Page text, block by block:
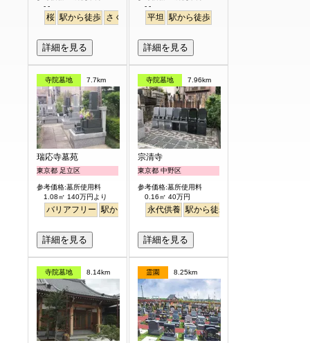
- -
桜 駅から徒歩 さくら
詳細を見る
- -
平坦 駅から徒歩
詳細を見る
寺院墓地 7.7km
瑞応寺墓苑
東京都 足立区
参考価格:墓所使用料
1.08㎡ 140万円より
バリアフリー 駅から徒歩
詳細を見る
寺院墓地 7.96km
宗清寺
東京都 中野区
参考価格:墓所使用料
0.16㎡ 40万円
永代供養 駅から徒歩
詳細を見る
寺院墓地 8.14km 霊園 8.25km